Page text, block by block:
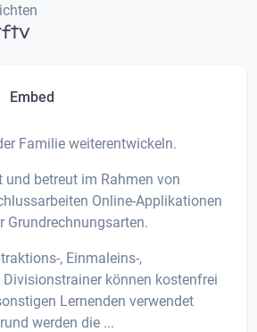
Embed
Familie weiterentwickeln.
und betreut im Rahmen von
Online-Applikationen
Grundrechnungsarten.
, Einmaleins-,
können kostenfrei
Lernenden verwendet
werden die ...